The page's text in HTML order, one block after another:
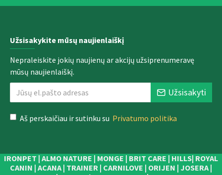
Užsisakykite mūsų naujienlaiškį
Nepraleiskite jokių naujienų ar akcijų užsiprenumeravę
mūsų naujienlaiškį.
Užsisakyti
Aš perskaičiau ir sutinku su Privatumo politika
IRONPET | ALMO NATURE | MONGE | BRIT CARE | HILLS| ROYAL
CANIN | ACANA | TRAINER | CARNILOVE | ORIJEN | JOSERA |